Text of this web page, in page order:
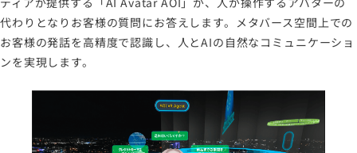
代わりとなりお客様の質問にお答えします。メタバース空間上での
お客様の発話を高精度で認識し、人とAIの自然なコミュニケーショ
ンを実現します。